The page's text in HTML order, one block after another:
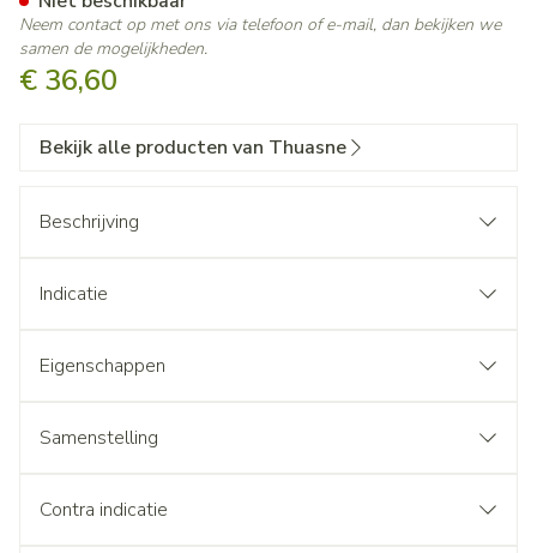
€ 36,60
Neem contact op met ons via telefoon of e-mail, dan bekijken we
samen de mogelijkheden.
Bekijk alle producten van Thuasne
Beschrijving
Indicatie
Eigenschappen
Samenstelling
Contra indicatie